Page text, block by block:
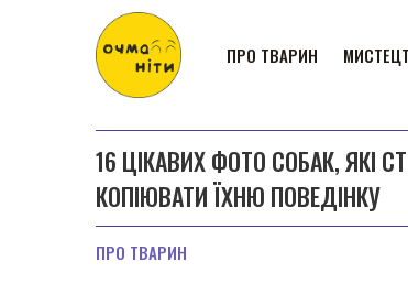
ПРО ТВАРИН
16 ЦІКАВИХ ФОТО СОБАК, ЯКІ
КОПІЮВАТИ ЇХНЮ ПОВЕДІНКУ
ПРО ТВАРИН